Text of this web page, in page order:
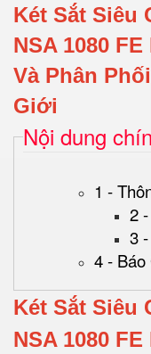
Két Sắt Siêu
NSA 1080 FE
Và Phân
Giới
Nội dung
1 -
2
3
4 - Báo
Két Sắt Siêu
NSA 1080 FE